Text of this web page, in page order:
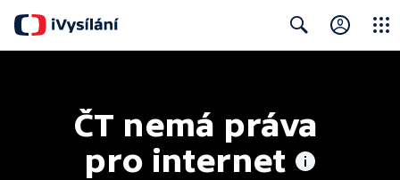
ČT nemá práva
pro internet